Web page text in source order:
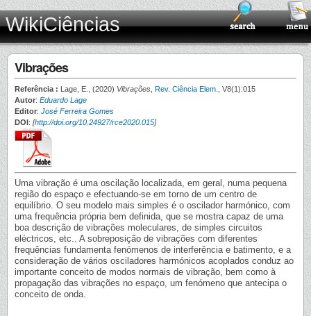
WikiCiências
Vibrações
Referência : Lage, E., (2020) Vibrações Rev. Ciência Elem.
, V8(1):015
Autor: Eduardo Lage
Editor: José Ferreira Gomes
DOI: [http://doi.org/10.24927/rce2020.015]
Uma vibração é uma oscilação localizada, em geral, numa pequena
região do espaço e efectuando-se em torno de um centro de
equilíbrio. O seu modelo mais simples é o oscilador harmónico, com
uma frequência própria bem definida, que se mostra capaz de uma
boa descrição de vibrações moleculares, de simples circuitos
eléctricos, etc.. A sobreposição de vibrações com diferentes
frequências fundamenta fenómenos de interferência e batimento, e a
consideração de vários osciladores harmónicos acoplados conduz ao
importante conceito de modos normais de vibração, bem como à
propagação das vibrações no espaço, um fenómeno que antecipa o
conceito de onda.